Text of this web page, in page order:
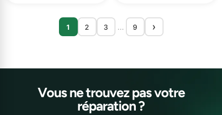
1 2 3 … 9 ›
Vous ne trouvez pas votre
réparation ?